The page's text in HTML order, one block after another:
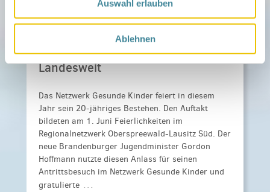
Auswahl erlauben
Ablehnen
Minister Gordon Hoffman zu
Besuch in Klettwitz
Landesweit
Das Netzwerk Gesunde Kinder feiert in diesem
Jahr sein 20-jähriges Bestehen. Den Auftakt
bildeten am 1. Juni Feierlichkeiten im
Regionalnetzwerk Oberspreewald-Lausitz Süd. Der
neue Brandenburger Jugendminister Gordon
Hoffmann nutzte diesen Anlass für seinen
Antrittsbesuch im Netzwerk Gesunde Kinder und
gratulierte …